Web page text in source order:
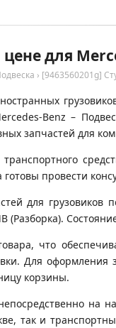
для
› [9463560201g]
Benz –
запчастей для
провести
для грузовиков
(Разборка).
что
Для
корзины.
на
так и